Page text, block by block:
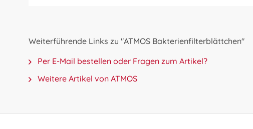
Weiterführende Links zu "ATMOS Bakterienfilterblättchen"
Per E-Mail bestellen oder Fragen zum Artikel?
Weitere Artikel von ATMOS